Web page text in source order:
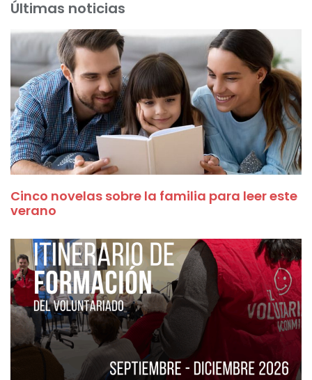
Últimas noticias
Cinco novelas sobre la familia para leer este
verano